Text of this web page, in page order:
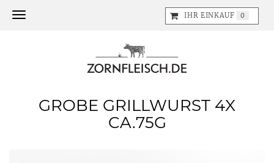
IHR EINKAUF 0
Toggle navigation
GROBE GRILLWURST 4X
CA.75G